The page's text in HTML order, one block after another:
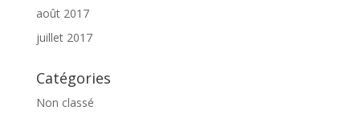
août 2017
juillet 2017
Catégories
Non classé